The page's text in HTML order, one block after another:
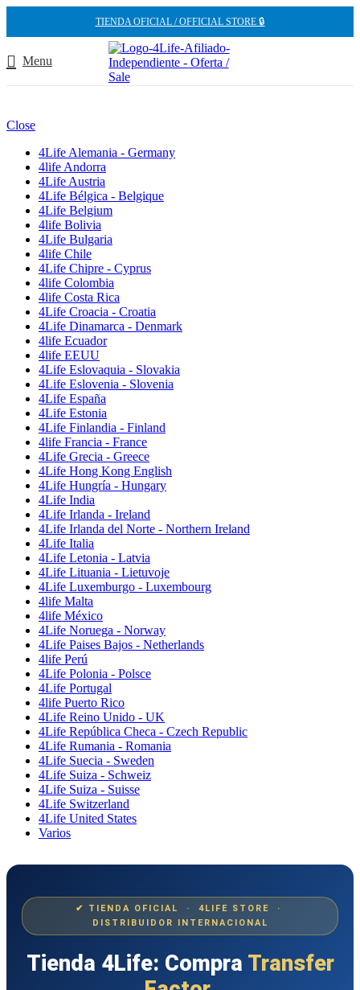
TIENDA OFICIAL / OFFICIAL STORE 🔒
Menu
Close
4Life Alemania - Germany
4life Andorra
4Life Austria
4Life Bélgica - Belgique
4Life Belgium
4life Bolivia
4Life Bulgaria
4life Chile
4Life Chipre - Cyprus
4life Colombia
4life Costa Rica
4Life Croacia - Croatia
4Life Dinamarca - Denmark
4life Ecuador
4life EEUU
4Life Eslovaquia - Slovakia
4Life Eslovenia - Slovenia
4Life España
4Life Estonia
4Life Finlandia - Finland
4life Francia - France
4Life Grecia - Greece
4Life Hong Kong English
4Life Hungría - Hungary
4Life India
4Life Irlanda - Ireland
4Life Irlanda del Norte - Northern Ireland
4Life Italia
4Life Letonia - Latvia
4Life Lituania - Lietuvoje
4Life Luxemburgo - Luxembourg
4life Malta
4life México
4Life Noruega - Norway
4Life Paises Bajos - Netherlands
4life Perú
4Life Polonia - Polsce
4Life Portugal
4life Puerto Rico
4Life Reino Unido - UK
4Life República Checa - Czech Republic
4Life Rumania - Romania
4Life Suecia - Sweden
4Life Suiza - Schweiz
4Life Suiza - Suisse
4Life Switzerland
4Life United States
Varios
✔ TIENDA OFICIAL · 4LIFE STORE ·
DISTRIBUIDOR INTERNACIONAL
Tienda 4Life: Compra Transfer